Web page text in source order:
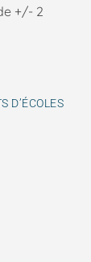
+/- 2
D’ÉCOLES